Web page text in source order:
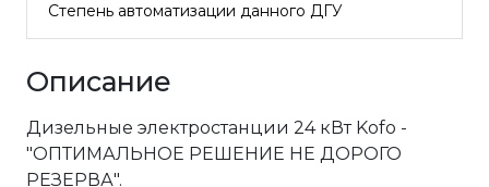
Степень автоматизации данного ДГУ
Описание
Дизельные электростанции 24 кВт Kofo -
"ОПТИМАЛЬНОЕ РЕШЕНИЕ НЕ ДОРОГО
РЕЗЕРВА".